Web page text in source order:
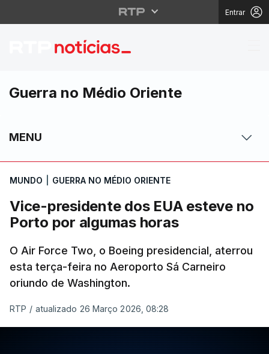
Entrar
Vice-presidente dos
Guerra no Médio Oriente
MENU
MUNDO GUERRA NO MÉDIO ORIENTE
Vice-presidente dos EUA esteve no
Porto por algumas horas
O Air Force Two, o Boeing presidencial, aterrou
esta terça-feira no Aeroporto Sá Carneiro
oriundo de Washington.
RTP / atualizado 26 Março 2026, 08:28